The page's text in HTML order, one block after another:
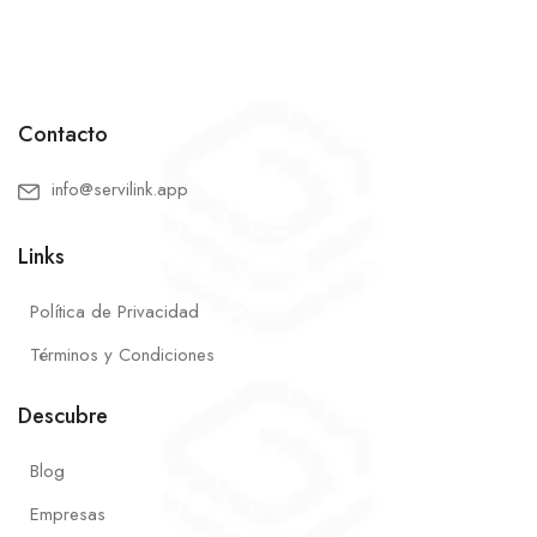
Contacto
info@servilink.app
Links
Política de Privacidad
Términos y Condiciones
Descubre
Blog
Empresas